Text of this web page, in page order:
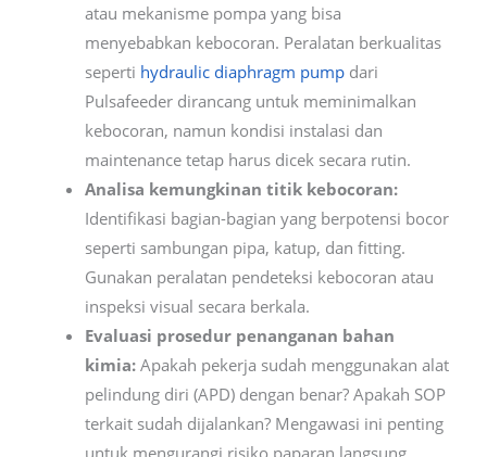
atau mekanisme pompa yang bisa
menyebabkan kebocoran. Peralatan berkualitas
seperti hydraulic diaphragm pump dari
Pulsafeeder dirancang untuk meminimalkan
kebocoran, namun kondisi instalasi dan
maintenance tetap harus dicek secara rutin.
Analisa kemungkinan titik kebocoran:
Identifikasi bagian-bagian yang berpotensi bocor
seperti sambungan pipa, katup, dan fitting.
Gunakan peralatan pendeteksi kebocoran atau
inspeksi visual secara berkala.
Evaluasi prosedur penanganan bahan
kimia: Apakah pekerja sudah menggunakan alat
pelindung diri (APD) dengan benar? Apakah SOP
terkait sudah dijalankan? Mengawasi ini penting
untuk mengurangi risiko paparan langsung.